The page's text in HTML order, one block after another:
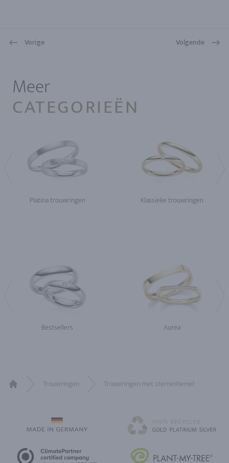
Vorige Volgende
Meer
CATEGORIEËN
Platina trouwringen Klassieke trouwringen
Bestsellers Aurea
Trouwringen Trouwringen met sterrenhemel